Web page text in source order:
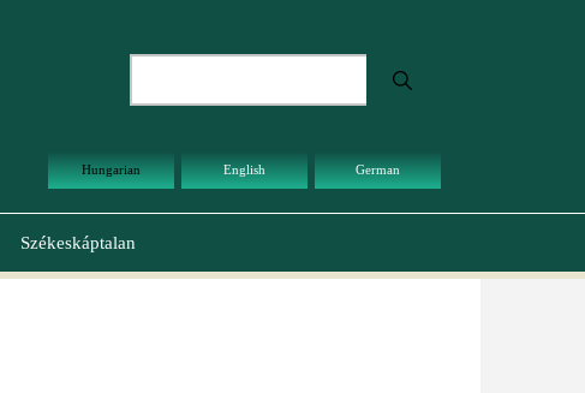
Hungarian English German
Székeskáptalan